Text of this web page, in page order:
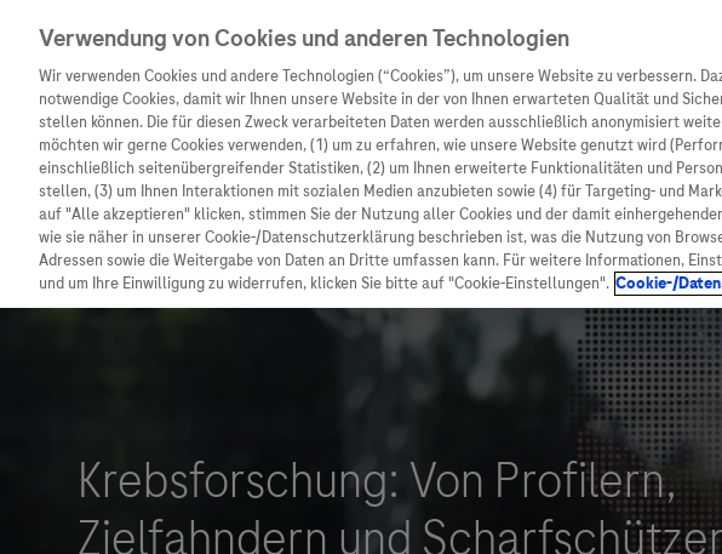
Unternehmen
Was uns antreibt
Unsere Standorte
Innovation
Innovation
Personalisierte Medizin
Digitalisierung
Patienteninformationen
Patienteninformationen
Unser Service für Patient:innen
Informationen zu Krankheiten
Diagnostik ist Vorsorge
Arzneimittel
Arzneimittel
Arzneimittel
Roche Pipeline
Roche
Verwendung von Cookies und anderen Technologien
Wir verwenden Cookies und andere Technologien (“Cookies”), um unsere Website zu verbessern.
notwendige Cookies, damit wir Ihnen unsere Website in der von Ihnen erwarteten Qualität und
stellen können. Die für diesen Zweck verarbeiteten Daten werden ausschließlich anonymisiert
möchten wir gerne Cookies verwenden, (1) um zu erfahren, wie unsere Website genutzt wird
einschließlich seitenübergreifender Statistiken, (2) um Ihnen erweiterte Funktionalitäten und
stellen, (3) um Ihnen Interaktionen mit sozialen Medien anzubieten sowie (4) für Targeting- und
auf "Alle akzeptieren" klicken, stimmen Sie der Nutzung aller Cookies und der damit
wie sie näher in unserer Cookie-/Datenschutzerklärung beschrieben ist, was die Nutzung von
Adressen sowie die Weitergabe von Daten an Dritte umfassen kann. Für weitere Informationen,
und um Ihre Einwilligung zu widerrufen, klicken Sie bitte auf "Cookie-Einstellungen". Cookie-/